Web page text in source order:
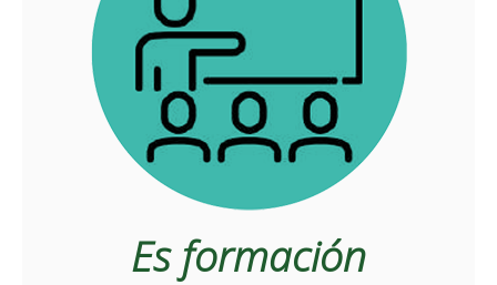
Es formación